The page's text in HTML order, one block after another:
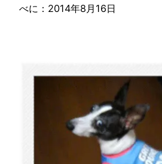
べに：2014年8月16日